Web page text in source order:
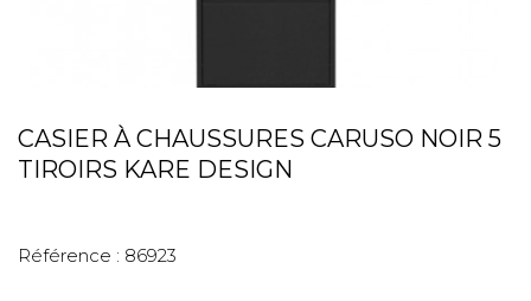
CASIER À CHAUSSURES CARUSO NOIR 5
TIROIRS KARE DESIGN
Référence : 86923